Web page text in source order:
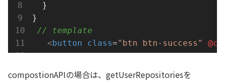
  }
}
// template
< button class="btn btn-success"
compostionAPIの場合は、getUserRepositoriesを